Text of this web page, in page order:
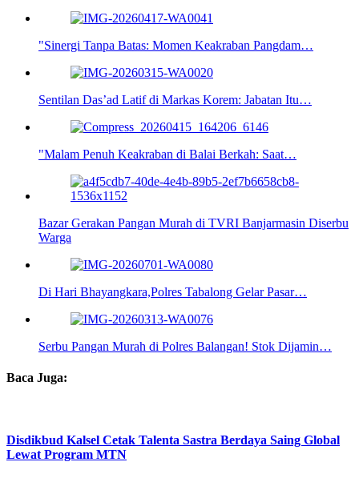
"Sinergi Tanpa Batas: Momen Keakraban Pangdam…
Sentilan Das’ad Latif di Markas Korem: Jabatan Itu…
"Malam Penuh Keakraban di Balai Berkah: Saat…
Bazar Gerakan Pangan Murah di TVRI Banjarmasin Diserbu
Warga
Di Hari Bhayangkara,Polres Tabalong Gelar Pasar…
Serbu Pangan Murah di Polres Balangan! Stok Dijamin…
Baca Juga:
Disdikbud Kalsel Cetak Talenta Sastra Berdaya Saing Global
Lewat Program MTN